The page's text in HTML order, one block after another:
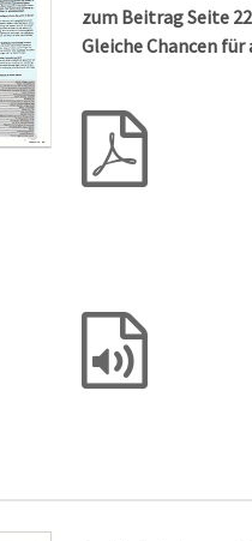
zum Beitrag Seite 22
Gleiche Chancen